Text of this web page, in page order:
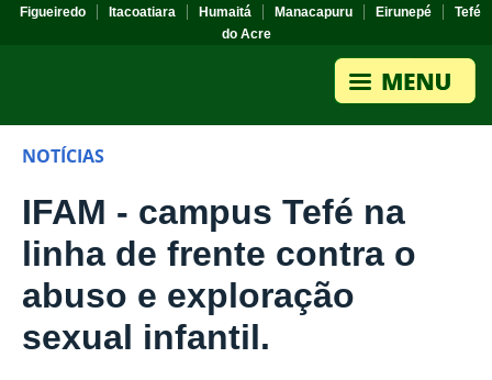
Figueiredo
Itacoatiara Humaitá Manacapuru Eirunepé
Tefé
do Acre
NOTÍCIAS
IFAM - campus Tefé na
linha de frente contra o
abuso e exploração
sexual infantil.